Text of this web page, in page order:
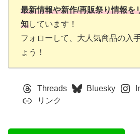
最新情報や新作/再販祭り情報を
知しています！
フォローして、大人気商品の入
ょう！
Threads Bluesky
リンク